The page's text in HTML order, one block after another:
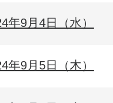
年9月4日（水）
年9月5日（木）